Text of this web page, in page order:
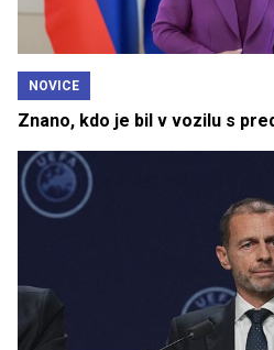
NOVICE
Znano, kdo je bil v vozilu s